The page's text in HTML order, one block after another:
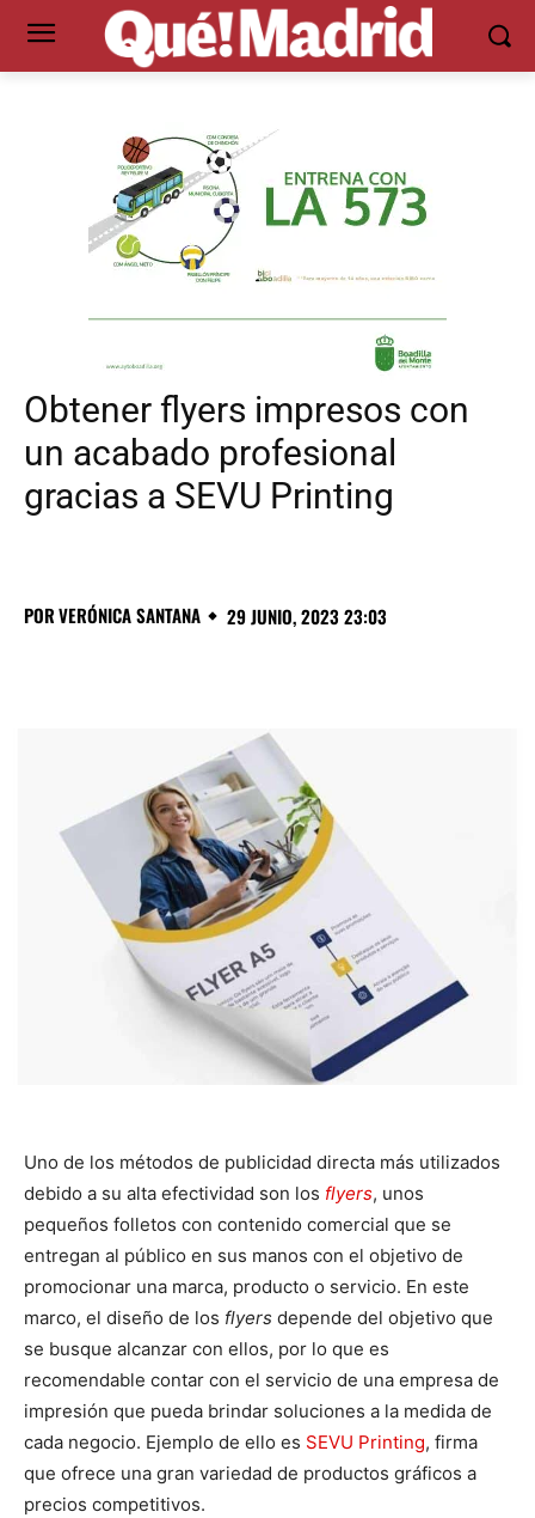
Obtener flyers impresos con
un acabado profesional
gracias a SEVU Printing
PORVERÓNICA SANTANA 29 JUNIO, 2023 23:03
Uno de los métodos de publicidad directa más utilizados
debido a su alta efectividad son los flyers, unos
pequeños folletos con contenido comercial que se
entregan al público en sus manos con el objetivo de
promocionar una marca, producto o servicio. En este
marco, el diseño de los flyers depende del objetivo que
se busque alcanzar con ellos, por lo que es
recomendable contar con el servicio de una empresa de
impresión que pueda brindar soluciones a la medida de
cada negocio. Ejemplo de ello es SEVU Printing, firma
que ofrece una gran variedad de productos gráficos a
precios competitivos.